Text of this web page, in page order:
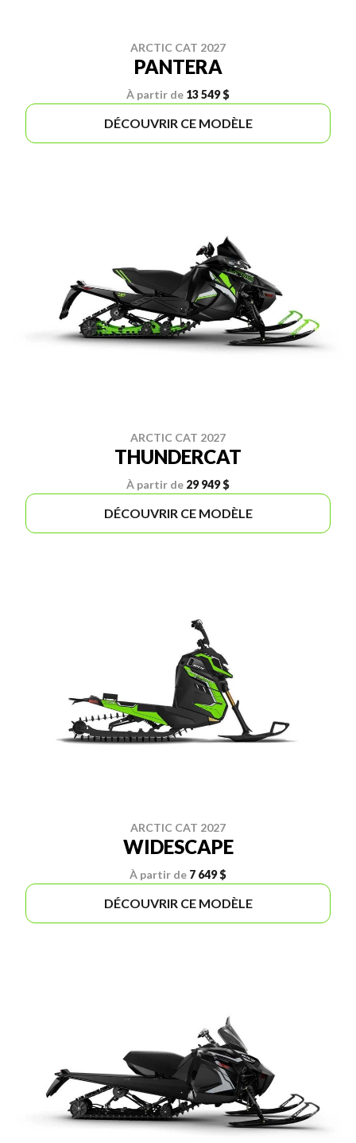
ARCTIC CAT 2027
PANTERA
À partir de 13 549 $
DÉCOUVRIR CE MODÈLE
ARCTIC CAT 2027
THUNDERCAT
À partir de 29 949 $
DÉCOUVRIR CE MODÈLE
ARCTIC CAT 2027
WIDESCAPE
À partir de 7 649 $
DÉCOUVRIR CE MODÈLE